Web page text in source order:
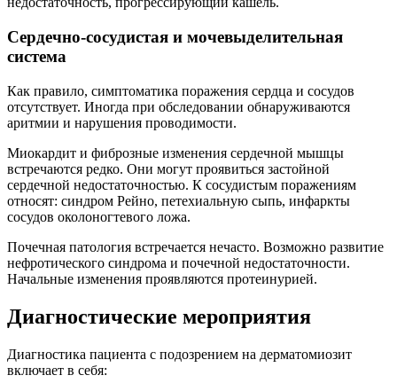
Сердечно-сосудистая и мочевыделительная
система
Как правило, симптоматика поражения сердца и сосудов
отсутствует. Иногда при обследовании обнаруживаются
аритмии и нарушения проводимости.
Миокардит и фиброзные изменения сердечной мышцы
встречаются редко. Они могут проявиться застойной
сердечной недостаточностью. К сосудистым поражениям
относят: синдром Рейно, петехиальную сыпь, инфаркты
сосудов околоногтевого ложа.
Почечная патология встречается нечасто. Возможно развитие
нефротического синдрома и почечной недостаточности.
Начальные изменения проявляются протеинурией.
Диагностические мероприятия
Диагностика пациента с подозрением на дерматомиозит
включает в себя: